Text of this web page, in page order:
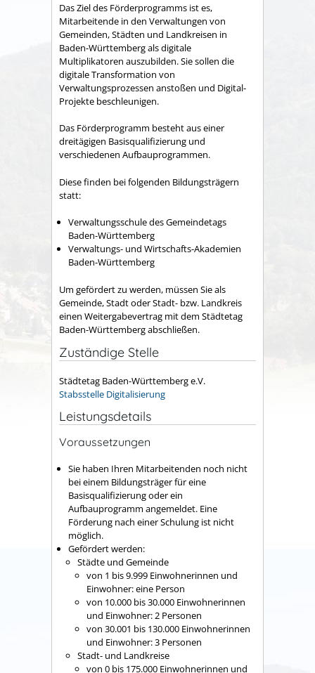
Das Ziel des Förderprogramms ist es,
Mitarbeitende in den Verwaltungen von
Gemeinden, Städten und Landkreisen in
Baden-Württemberg als digitale
Multiplikatoren auszubilden. Sie sollen die
digitale Transformation von
Verwaltungsprozessen anstoßen und Digital-
Projekte beschleunigen.
Das Förderprogramm besteht aus einer
dreitägigen Basisqualifizierung und
verschiedenen Aufbauprogrammen.
Diese finden bei folgenden Bildungsträgern
statt:
Verwaltungsschule des Gemeindetags
Baden-Württemberg
Verwaltungs- und Wirtschafts-Akademien
Baden-Württemberg
Um gefördert zu werden, müssen Sie als
Gemeinde, Stadt oder Stadt- bzw. Landkreis
einen Weitergabevertrag mit dem Städtetag
Baden-Württemberg abschließen.
Zuständige Stelle
Städtetag Baden-Württemberg e.V.
Stabsstelle Digitalisierung
Leistungsdetails
Voraussetzungen
Sie haben Ihren Mitarbeitenden noch nicht
bei einem Bildungsträger für eine
Basisqualifizierung oder ein
Aufbauprogramm angemeldet. Eine
Förderung nach einer Schulung ist nicht
möglich.
Gefördert werden:
Städte und Gemeinde
von 1 bis 9.999 Einwohnerinnen und
Einwohner: eine Person
von 10.000 bis 30.000 Einwohnerinnen
und Einwohner: 2 Personen
von 30.001 bis 130.000 Einwohnerinnen
und Einwohner: 3 Personen
Stadt- und Landkreise
von 0 bis 175.000 Einwohnerinnen und